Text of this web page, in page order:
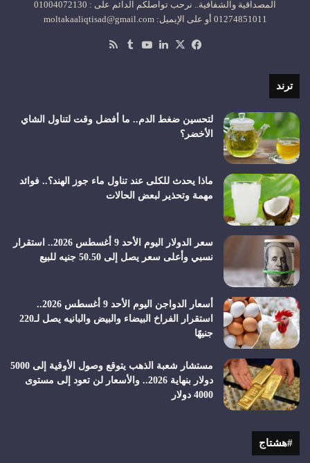
المصداقية والشفافية.. نرحب تواصلكم الدائم على : 01004072130
01274851011 أو على الإيميل: moltakaaliqtisad@gmail.com
فيسبوك
‫X لينكدإن‫YouTube
ترند
لتحسين ضغط الدم.. ما أفضل وقت لتناول الشاي
الأخضر؟
ماذا يحدث للكلى عند تناول ماء جوز الهند؟.. فوائد
مهمة وتحذير لبعض الحالات
سعر الدولار اليوم الأحد 9 أغسطس 2026.. استقرار
نسبي وأعلى سعر يصل إلى 50.50 جنيه للبيع
أسعار الدواجن اليوم الأحد 9 أغسطس 2026..
استقرار الفراخ البيضاء والبيض والبانيه يصل لـ220
جنيهًا
مستشار شعبة الذهب يتوقع وصول الأوقية إلى 5000
دولار بنهاية 2026.. والأسعار لن تعود إلى مستوى
4000 دولار
#هشتاج